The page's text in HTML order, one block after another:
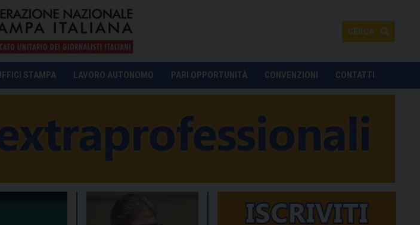
CERCA
STAMPA LAVORO AUTONOMO PARI OPPORTUNITÀ CONVENZIONI CONTATTI